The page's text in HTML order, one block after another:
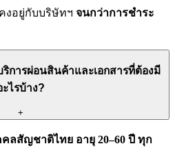
งอยู่กับบริษัทฯ จนกว่าการชำระ
การผ่อนสินค้าและเอกสารที่ต้องมี
ะไรบ้าง?
+
ลสัญชาติไทย อายุ 20–60 ปี ทุก